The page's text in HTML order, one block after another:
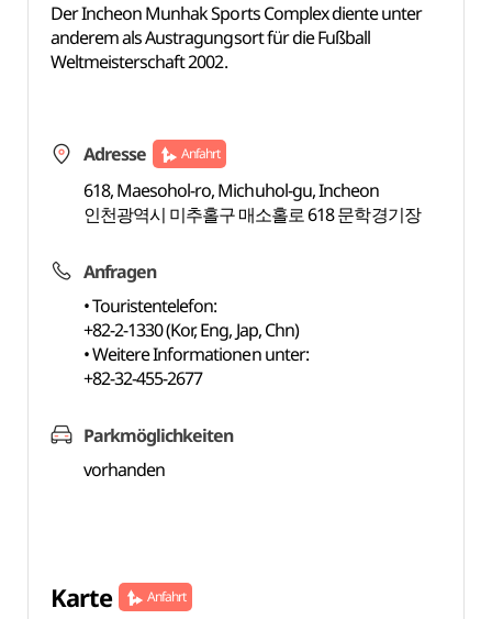
Der Incheon Munhak Sports Complex diente unter
anderem als Austragungsort für die Fußball
Weltmeisterschaft 2002.
Adresse Anfahrt
618, Maesohol-ro, Michuhol-gu, Incheon
인천광역시 미추홀구 매소홀로 618 문학경기장
Anfragen
• Touristentelefon:
+82-2-1330 (Kor, Eng, Jap, Chn)
• Weitere Informationen unter:
+82-32-455-2677
Parkmöglichkeiten
vorhanden
Karte Anfahrt